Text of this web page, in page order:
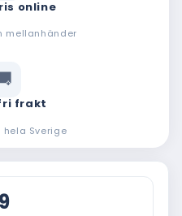
online
mellanhänder
frakt
hela Sverige